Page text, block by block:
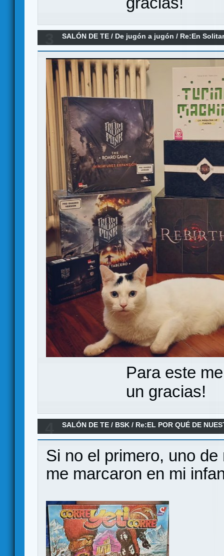
SALÓN DE TE / De jugón a jugón / Re:En
Para este
un gracias!
SALÓN DE TE / BSK / Re:EL POR QUÉ DE
Si no el primero, uno
me marcaron en mi